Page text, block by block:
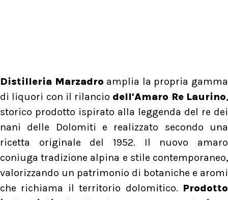
Distilleria Marzadro amplia la propria gamma
di liquori con il rilancio dell'Amaro Re Laurino,
storico prodotto ispirato alla leggenda del re dei
nani delle Dolomiti e realizzato secondo una
ricetta originale del 1952. Il nuovo amaro
coniuga tradizione alpina e stile contemporaneo,
valorizzando un patrimonio di botaniche e aromi
che richiama il territorio dolomitico. Prodotto